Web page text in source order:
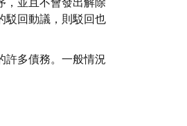
駁回動議，則駁回也
許多債務。一般情況